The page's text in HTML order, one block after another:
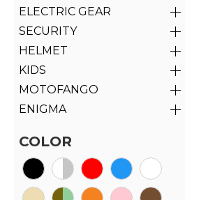
ELECTRIC GEAR
SECURITY
HELMET
KIDS
MOTOFANGO
ENIGMA
COLOR